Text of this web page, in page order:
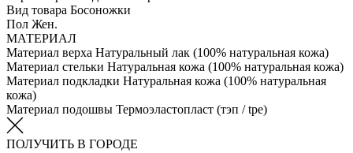
Вид товара Босоножки
Пол Жен.
МАТЕРИАЛ
Материал верха Натуральный лак (100% натуральная кожа)
Материал стельки Натуральная кожа (100% натуральная кожа)
Материал подкладки Натуральная кожа (100% натуральная
кожа)
Материал подошвы Термоэластопласт (тэп / tpe)
ПОЛУЧИТЬ В ГОРОДЕ